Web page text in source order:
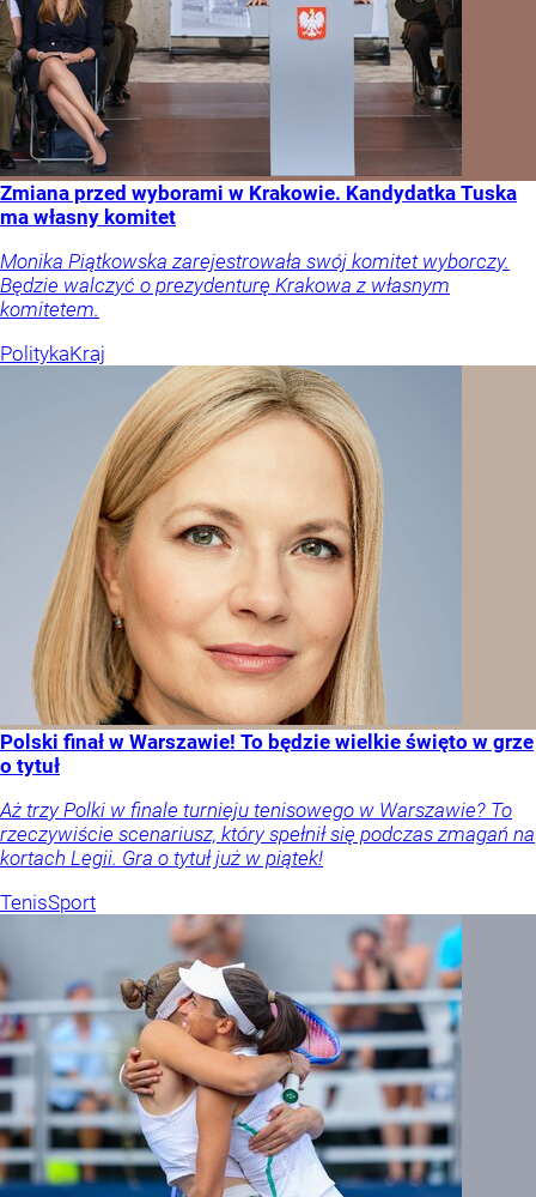
Zmiana przed wyborami w Krakowie. Kandydatka Tuska
ma własny komitet
Monika Piątkowska zarejestrowała swój komitet wyborczy.
Będzie walczyć o prezydenturę Krakowa z własnym
komitetem.
PolitykaKraj
Polski finał w Warszawie! To będzie wielkie święto w grze
o tytuł
Aż trzy Polki w finale turnieju tenisowego w Warszawie? To
rzeczywiście scenariusz, który spełnił się podczas zmagań na
kortach Legii. Gra o tytuł już w piątek!
TenisSport